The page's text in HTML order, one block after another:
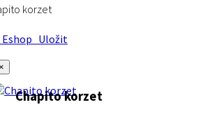
korzet
Uložit
Chapito korzet